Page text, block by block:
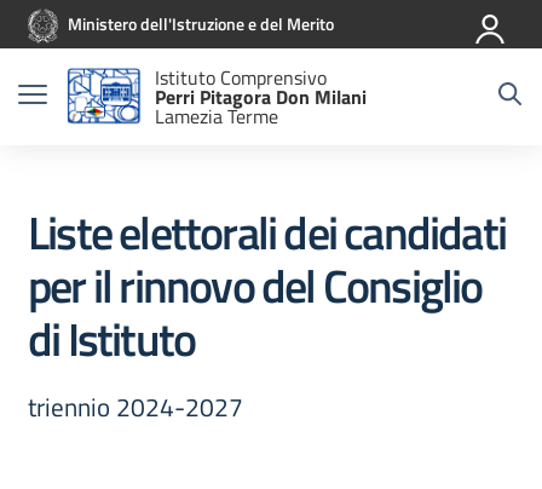
Vai ai contenuti
Vai al menu di navigazione
Vai al footerMinistero dell'Istruzione e del Merito
Istituto Comprensivo
Perri Pitagora Don Milani
Lamezia Terme
Liste elettorali dei candidati
per il rinnovo del Consiglio
di Istituto
triennio 2024-2027